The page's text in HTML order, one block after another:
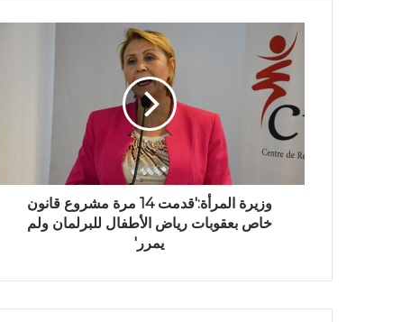
وزيرة المرأة:'قدمت 14 مرة مشروع قانون
خاص بعقوبات رياض الأطفال للبرلمان ولم
يمرر'